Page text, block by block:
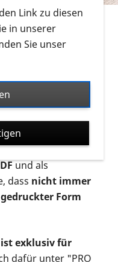
RETINA-Website
an.
Infomaterial
um ausschließlich
oder Videos zu
werden in
zur
Variante
und als
dass nicht immer
Form
exklusiv für
dafür unter "PRO
Link zu diesen
in unserer
Sie unser